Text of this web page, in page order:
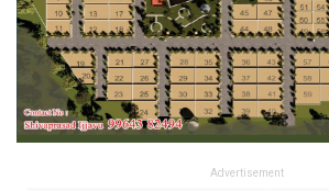
Advertisement